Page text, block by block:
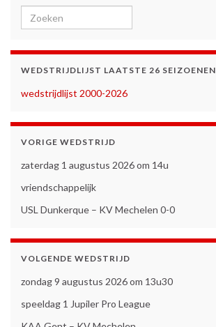
Search for:
WEDSTRIJDLIJST LAATSTE 26 SEIZOENEN
wedstrijdlijst 2000-2026
VORIGE WEDSTRIJD
zaterdag 1 augustus 2026 om 14u
vriendschappelijk
USL Dunkerque – KV Mechelen 0-0
VOLGENDE WEDSTRIJD
zondag 9 augustus 2026 om 13u30
speeldag 1 Jupiler Pro League